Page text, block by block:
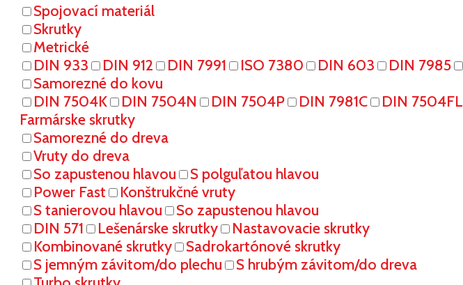
Spojovací materiál
Skrutky
Metrické
DIN 933
DIN 912 DIN 7991 ISO 7380 DIN 603 DIN 7985
Samorezné do kovu
DIN 7504K
DIN 7504N DIN 7504P DIN 7981C DIN 7504FL
Farmárske skrutky
Samorezné do dreva
Vruty do dreva
So zapustenou hlavou
S polguľatou hlavou
Power Fast
Konštrukčné vruty
S tanierovou hlavou
So zapustenou hlavou
DIN 571
Lešenárske skrutky
Nastavovacie skrutky
Kombinované skrutky
Sadrokartónové skrutky
S jemným závitom/do plechu
S hrubým závitom/do dreva